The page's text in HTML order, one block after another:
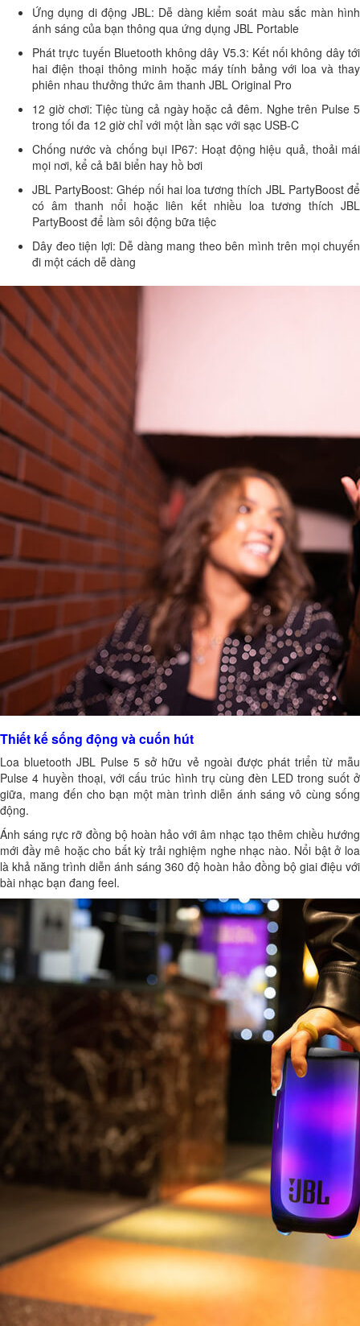
Ứng dụng di động JBL: Dễ dàng kiểm soát màu sắc màn hình
ánh sáng của bạn thông qua ứng dụng JBL Portable
Phát trực tuyến Bluetooth không dây V5.3: Kết nối không dây tới
hai điện thoại thông minh hoặc máy tính bảng với loa và thay
phiên nhau thưởng thức âm thanh JBL Original Pro
12 giờ chơi: Tiệc tùng cả ngày hoặc cả đêm. Nghe trên Pulse 5
trong tối đa 12 giờ chỉ với một lần sạc với sạc USB-C
Chống nước và chống bụi IP67: Hoạt động hiệu quả, thoải mái
mọi nơi, kể cả bãi biển hay hồ bơi
JBL PartyBoost: Ghép nối hai loa tương thích JBL PartyBoost để
có âm thanh nổi hoặc liên kết nhiều loa tương thích JBL
PartyBoost để làm sôi động bữa tiệc
Dây đeo tiện lợi: Dễ dàng mang theo bên mình trên mọi chuyến
đi một cách dễ dàng
Thiết kế sống động và cuốn hút
Loa bluetooth JBL Pulse 5 sở hữu vẻ ngoài được phát triển từ mẫu
Pulse 4 huyền thoại, với cấu trúc hình trụ cùng đèn LED trong suốt ở
giữa, mang đến cho bạn một màn trình diễn ánh sáng vô cùng sống
động.
Ánh sáng rực rỡ đồng bộ hoàn hảo với âm nhạc tạo thêm chiều hướng
mới đầy mê hoặc cho bất kỳ trải nghiệm nghe nhạc nào. Nổi bật ở loa
là khả năng trình diễn ánh sáng 360 độ hoàn hảo đồng bộ giai điệu với
bài nhạc bạn đang feel.